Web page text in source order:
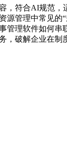
，符合AI规范，
源管理中常见的
管理软件如何串
，破解企业在制